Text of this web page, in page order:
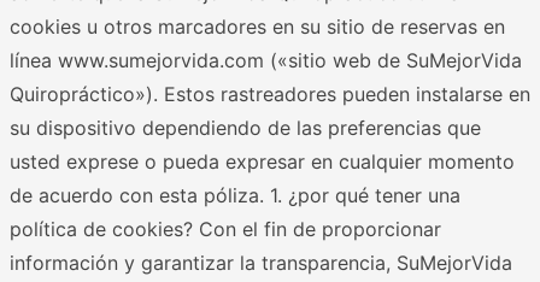
cookies u otros marcadores en su sitio de reservas en
línea www.sumejorvida.com («sitio web de SuMejorVida
Quiropráctico»). Estos rastreadores pueden instalarse en
su dispositivo dependiendo de las preferencias que
usted exprese o pueda expresar en cualquier momento
de acuerdo con esta póliza. 1. ¿por qué tener una
política de cookies? Con el fin de proporcionar
información y garantizar la transparencia, SuMejorVida